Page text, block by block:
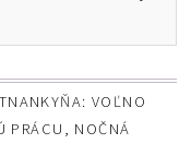
VOĽNO
PRÁCU, NOČNÁ